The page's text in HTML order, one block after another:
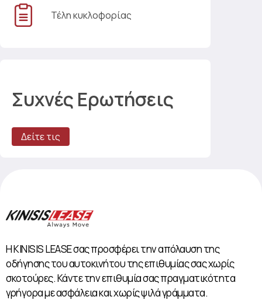
Τέλη κυκλοφορίας
Συχνές Ερωτήσεις
Δείτε τις
Η KINISIS LEASE σας προσφέρει την απόλαυση της
οδήγησης του αυτοκινήτου της επιθυμίας σας χωρίς
σκοτούρες. Κάντε την επιθυμία σας πραγματικότητα
γρήγορα με ασφάλεια και χωρίς ψιλά γράμματα.